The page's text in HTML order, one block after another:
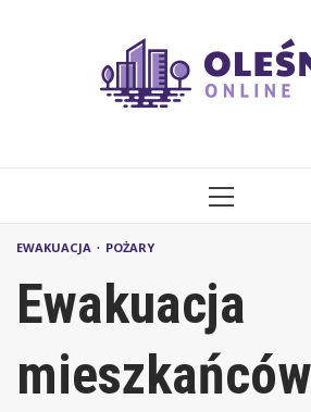
PRIMARY
EWAKUACJA POŻARY
Ewakuacja